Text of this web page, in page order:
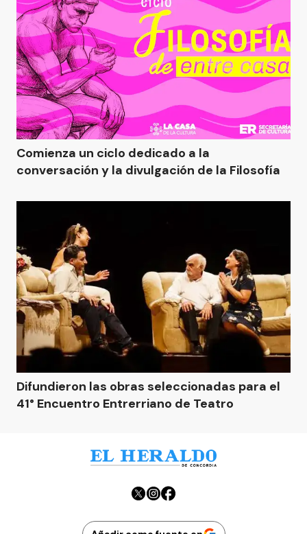
Comienza un ciclo dedicado a la
conversación y la divulgación de la Filosofía
Difundieron las obras seleccionadas para el
41° Encuentro Entrerriano de Teatro